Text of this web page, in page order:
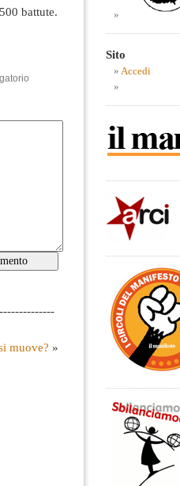
battute.
muove? »
Sito
Accedi